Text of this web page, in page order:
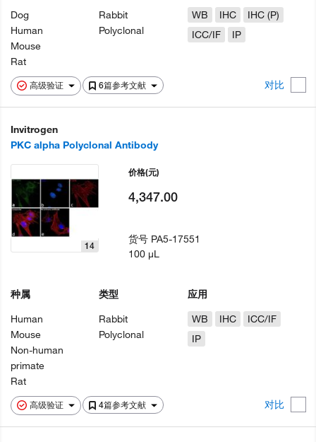
高级验证 6篇参考文献 对比
Dog
Human
Mouse
Rat
Rabbit
Polyclonal
WB IHC
IHC (P)
ICC/IF
IP
Invitrogen
PKC alpha Polyclonal Antibody
高级验证 4篇参考文献 对比
14
种属
Human
Mouse
Non-human
primate
Rat
类型
Rabbit
Polyclonal
应用
WB
IHC
ICC/IF
IP
价格(元)
4,347.00
货号 PA5-17551
100 µL